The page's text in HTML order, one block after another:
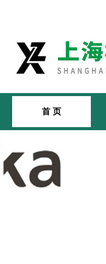
首 页